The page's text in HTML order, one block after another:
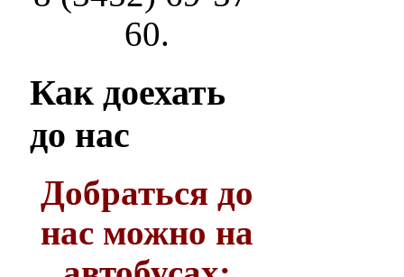
60.
Как доехать
до нас
Добраться до
нас можно на